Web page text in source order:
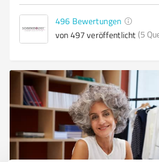
496 Bewertungen
von 497 veröffentlicht (5